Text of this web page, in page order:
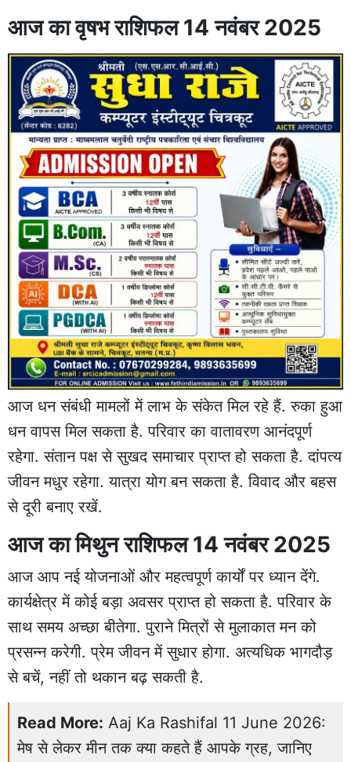
आज का वृषभ राशिफल 14 नवंबर 2025
आज धन संबंधी मामलों में लाभ के संकेत मिल रहे हैं. रुका हुआ
धन वापस मिल सकता है. परिवार का वातावरण आनंदपूर्ण
रहेगा. संतान पक्ष से सुखद समाचार प्राप्त हो सकता है. दांपत्य
जीवन मधुर रहेगा. यात्रा योग बन सकता है. विवाद और बहस
से दूरी बनाए रखें.
आज का मिथुन राशिफल 14 नवंबर 2025
आज आप नई योजनाओं और महत्वपूर्ण कार्यों पर ध्यान देंगे.
कार्यक्षेत्र में कोई बड़ा अवसर प्राप्त हो सकता है. परिवार के
साथ समय अच्छा बीतेगा. पुराने मित्रों से मुलाकात मन को
प्रसन्न करेगी. प्रेम जीवन में सुधार होगा. अत्यधिक भागदौड़
से बचें, नहीं तो थकान बढ़ सकती है.
Read More: Aaj Ka Rashifal 11 June 2026:
मेष से लेकर मीन तक क्या कहते हैं आपके ग्रह, जानिए